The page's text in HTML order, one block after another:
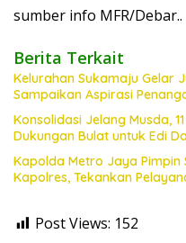
sumber info MFR/Debar..
Berita Terkait
Kelurahan Sukamaju Gelar
Sampaikan Aspirasi
Konsolidasi Jelang Musda,
Dukungan Bulat untuk Edi
Kapolda Metro Jaya
Kapolres, Tekankan
Post Views: 152